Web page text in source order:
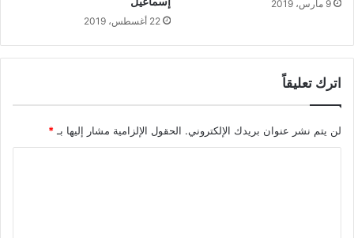
9 مارس، 2019
22 أغسطس، 2019
اترك تعليقاً
لن يتم نشر عنوان بريدك الإلكتروني. الحقول الإلزامية مشار إليها بـ *